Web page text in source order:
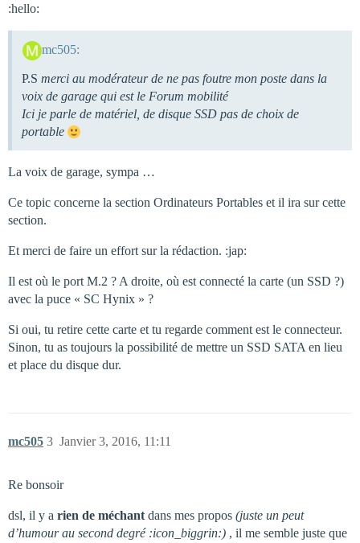
:hello:
mc505:
P.S merci au modérateur de ne pas foutre mon poste dans la
voix de garage qui est le Forum mobilité
Ici je parle de matériel, de disque SSD pas de choix de
portable
La voix de garage, sympa …
Ce topic concerne la section Ordinateurs Portables et il ira sur cette
section.
Et merci de faire un effort sur la rédaction. :jap:
Il est où le port M.2 ? A droite, où est connecté la carte (un SSD ?)
avec la puce « SC Hynix » ?
Si oui, tu retire cette carte et tu regarde comment est le connecteur.
Sinon, tu as toujours la possibilité de mettre un SSD SATA en lieu
et place du disque dur.
mc505 Janvier 3, 2016, 11:11
3
Re bonsoir
dsl, il y a rien de méchant dans mes propos (juste un peut
d’humour au second degré :icon_biggrin:) , il me semble juste que